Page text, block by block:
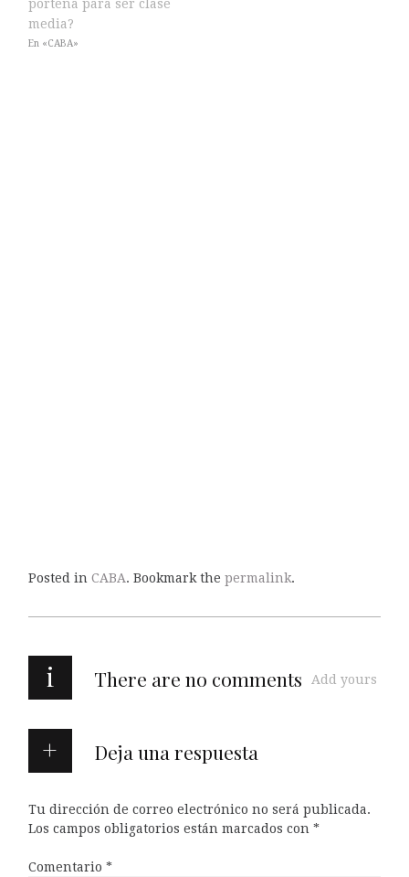
porteña para ser clase
media?
En «CABA»
Posted in CABA. Bookmark the permalink.
i There are no comments Add yours
Deja una respuesta
Tu dirección de correo electrónico no será publicada.
Los campos obligatorios están marcados con *
Comentario *